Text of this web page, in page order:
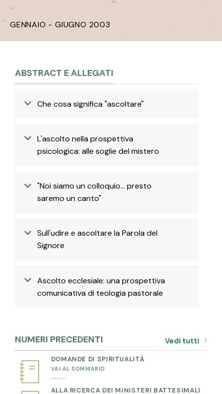
GENNAIO - GIUGNO 2003
ABSTRACT E ALLEGATI
Che cosa significa "ascoltare"
L'ascolto nella prospettiva
psicologica: alle soglie del mistero
"Noi siamo un colloquio... presto
saremo un canto"
Sull'udire e ascoltare la Parola del
Signore
Ascolto ecclesiale: una prospettiva
comunicativa di teologia pastorale
NUMERI PRECEDENTI Vedi tutti
DOMANDE DI SPIRITUALITÀ
VAI AL SOMMARIO
ALLA RICERCA DEI MINISTERI BATTESIMALI